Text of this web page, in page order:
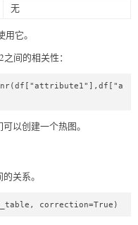
无
它。
间的相关性：
以创建一个热图。
关系。